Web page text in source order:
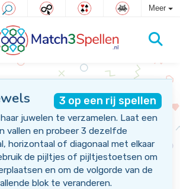
Meer
3 op een rij spellen
juwelen te verzamelen. Laat een
vallen en probeer 3 dezelfde
horizontaal of diagonaal met elkaar
de pijltjes of pijltjestoetsen om
en om de volgorde van de
blok te veranderen.